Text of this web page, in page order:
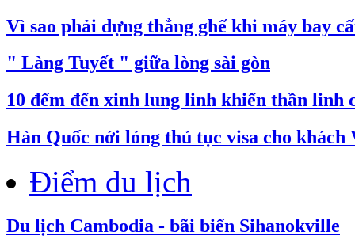
Vì sao phải dựng thẳng ghế khi máy bay
" Làng Tuyết " giữa lòng sài gòn
10 đểm đến xinh lung linh khiến thần linh
​Hàn Quốc nới lỏng thủ tục visa cho khách
Điểm du lịch
Du lịch Cambodia - bãi biển Sihanokville